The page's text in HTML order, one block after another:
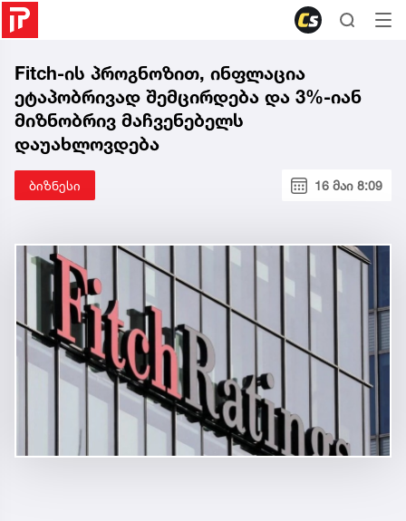
Fitch-ის პროგნოზით, ინფლაცია
ეტაპობრივად შემცირდება და 3%-იან
მიზნობრივ მაჩვენებელს
დაუახლოვდება
ბიზნესი 16 მაი 8:09